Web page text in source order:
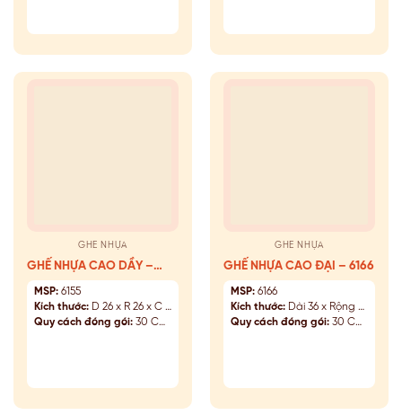
GHẾ NHỰA
GHẾ NHỰA CAO DẦY –
6155
MSP: 6155
Kích thước: D 26 x R 26 x C 46 (cm)
Quy cách đóng gói: 30 Cái/Kiện
GHẾ NHỰA
GHẾ NHỰA CAO ĐẠI – 6166
MSP: 6166
Kích thước: Dài 36 x Rộng 36 x Cao 46 (cm)
Quy cách đóng gói: 30 Cái/Kiện